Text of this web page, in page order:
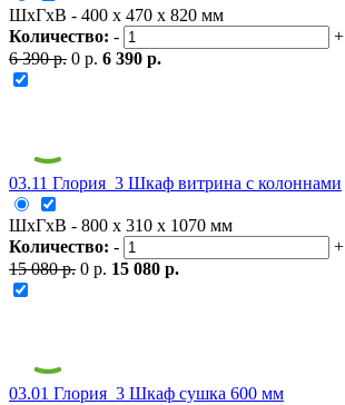
ШxГxВ - 400 x 470 x 820 мм
Количество: -
+
6 390 р. 0 р. 6 390 р.
03.11 Глория_3 Шкаф витрина с колоннами
ШxГxВ - 800 x 310 x 1070 мм
Количество: -
+
15 080 р. 0 р. 15 080 р.
03.01 Глория_3 Шкаф сушка 600 мм